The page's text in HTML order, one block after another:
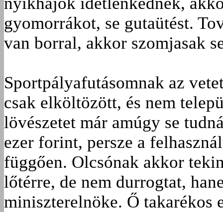
gyomorrákot, se gutaütést.
van borral, akkor szomjasak
Sportpályafutásomnak az
csak elköltözött, és nem
lövészetet már amúgy se
ezer forint, persze a
függően. Olcsónak akkor
lőtérre, de nem durrogtat,
miniszterelnöke. Ő takarékos